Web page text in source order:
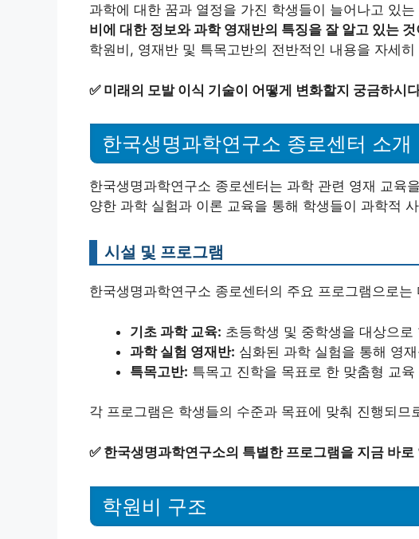
과학에 대한 꿈과 열정을 가진 학생들이 늘어나고 있는
비에 대한 정보와 과학 영재반의 특징을 잘 알고 있는
학원비, 영재반 및 특목고반의 전반적인 내용을 자세
✅ 미래의 모발 이식 기술이 어떻게 변화할지 궁금하시
한국생명과학연구소 종로센터 소개
한국생명과학연구소 종로센터는 과학 관련 영재 교육
양한 과학 실험과 이론 교육을 통해 학생들이 과학적
시설 및 프로그램
한국생명과학연구소 종로센터의 주요 프로그램으로
기초 과학 교육: 초등학생 및 중학생을 대상으로
과학 실험 영재반: 심화된 과학 실험을 통해 영
특목고반: 특목고 진학을 목표로 한 맞춤형 교육
각 프로그램은 학생들의 수준과 목표에 맞춰 진행되
✅ 한국생명과학연구소의 특별한 프로그램을 지금 바로
학원비 구조